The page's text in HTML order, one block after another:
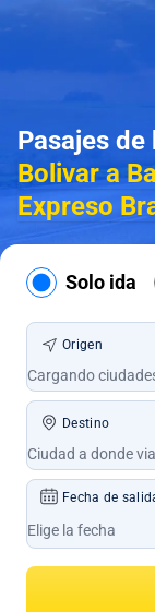
Pasajes
Bolivar a
Expreso
Solo ida
Origen
Destino
Fecha de